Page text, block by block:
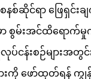
စ်ဆိုင်ရာ ဖြေရှင်း
စွမ်းအင်ထိရောက်မှုကို
န်းစဉ်များအတွ
းကို ဖော်ထုတ်ရန် က